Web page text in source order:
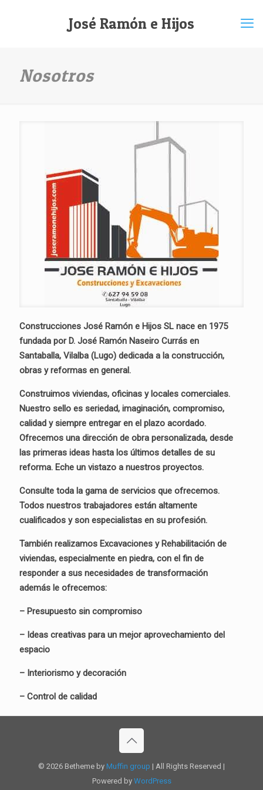
José Ramón e Hijos
Nosotros
Construcciones José Ramón e Hijos SL nace en 1975
fundada por D. José Ramón Naseiro Currás en
Santaballa, Vilalba (Lugo) dedicada a la construcción,
obras y reformas en general.
Construimos viviendas, oficinas y locales comerciales.
Nuestro sello es seriedad, imaginación, compromiso,
calidad y siempre entregar en el plazo acordado.
Ofrecemos una dirección de obra personalizada, desde
las primeras ideas hasta los últimos detalles de su
reforma. Eche un vistazo a nuestros proyectos.
Consulte toda la gama de servicios que ofrecemos.
Todos nuestros trabajadores están altamente
cualificados y son especialistas en su profesión.
También realizamos Excavaciones y Rehabilitación de
viviendas, especialmente en piedra, con el fin de
responder a sus necesidades de transformación
además le ofrecemos:
– Presupuesto sin compromiso
– Ideas creativas para un mejor aprovechamiento del
espacio
– Interiorismo y decoración
– Control de calidad
© 2026 Betheme by Muffin group | All Rights Reserved |
Powered by WordPress